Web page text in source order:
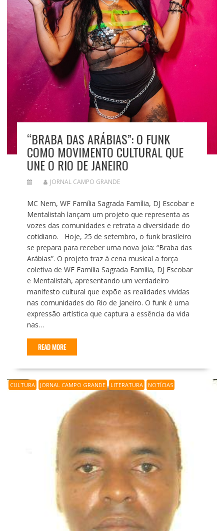
“BRABA DAS ARÁBIAS”: O FUNK
COMO MOVIMENTO CULTURAL QUE
UNE O RIO DE JANEIRO
JORNAL CAMPO GRANDE
MC Nem, WF Família Sagrada Família, DJ Escobar e
Mentalistah lançam um projeto que representa as
vozes das comunidades e retrata a diversidade do
cotidiano. Hoje, 25 de setembro, o funk brasileiro
se prepara para receber uma nova joia: “Braba das
Arábias”. O projeto traz à cena musical a força
coletiva de WF Família Sagrada Família, DJ Escobar
e Mentalistah, apresentando um verdadeiro
manifesto cultural que expõe as realidades vividas
nas comunidades do Rio de Janeiro. O funk é uma
expressão artística que captura a essência da vida
nas…
READ MORE
CULTURA JORNAL CAMPO GRANDE LITERATURA NOTÍCIAS